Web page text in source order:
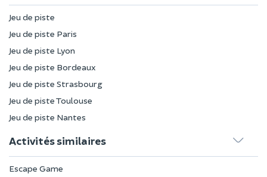
Jeu de piste
Jeu de piste Paris
Jeu de piste Lyon
Jeu de piste Bordeaux
Jeu de piste Strasbourg
Jeu de piste Toulouse
Jeu de piste Nantes
Activités similaires
Escape Game